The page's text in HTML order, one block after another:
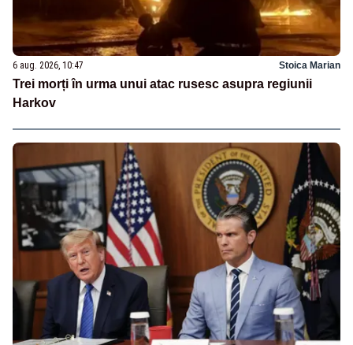
6 aug. 2026, 10:47 Stoica Marian
Trei morți în urma unui atac rusesc asupra regiunii
Harkov